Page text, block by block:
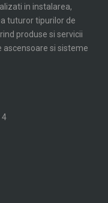
in instalarea,
tuturor tipurilor de
produse si servicii
ascensoare si sisteme
4